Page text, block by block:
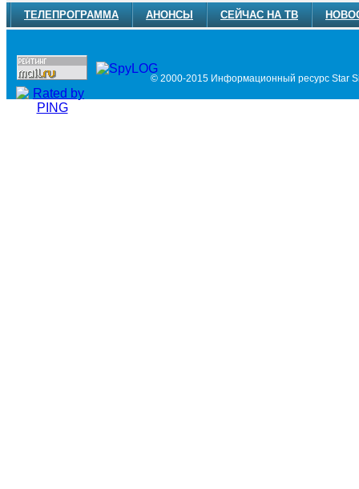
ТЕЛЕПРОГРАММА АНОНСЫ СЕЙЧАС НА ТВ
© 2000-2015 Информационный ресурс Star